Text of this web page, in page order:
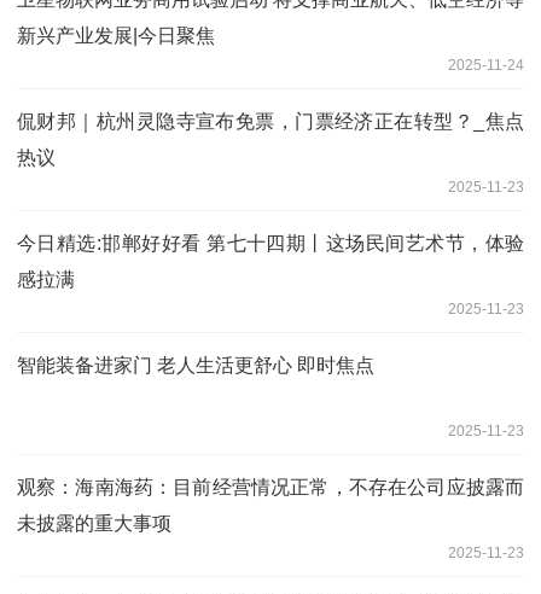
新兴产业发展|今日聚焦
2025-11-24
侃财邦｜杭州灵隐寺宣布免票，门票经济正在转型？_焦点
热议
2025-11-23
今日精选:邯郸好好看 第七十四期丨这场民间艺术节，体验
感拉满
2025-11-23
智能装备进家门 老人生活更舒心 即时焦点
2025-11-23
观察：海南海药：目前经营情况正常，不存在公司应披露而
未披露的重大事项
2025-11-23